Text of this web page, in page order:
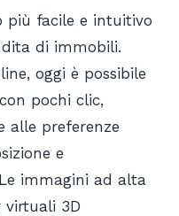
più facile e intuitivo
di immobili.
oggi è possibile
pochi clic,
alle preferenze
e
immagini ad alta
virtuali 3D